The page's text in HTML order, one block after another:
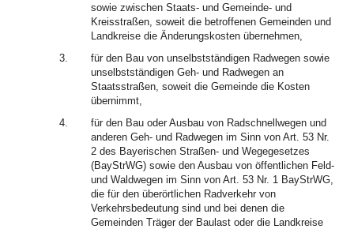
sowie zwischen Staats- und Gemeinde- und
Kreisstraßen, soweit die betroffenen Gemeinden und
Landkreise die Änderungskosten übernehmen,
3.
für den Bau von unselbstständigen Radwegen sowie
unselbstständigen Geh- und Radwegen an
Staatsstraßen, soweit die Gemeinde die Kosten
übernimmt,
4.
für den Bau oder Ausbau von Radschnellwegen und
anderen Geh- und Radwegen im Sinn von Art. 53 Nr.
2 des Bayerischen Straßen- und Wegegesetzes
(BayStrWG) sowie den Ausbau von öffentlichen Feld-
und Waldwegen im Sinn von Art. 53 Nr. 1 BayStrWG,
die für den überörtlichen Radverkehr von
Verkehrsbedeutung sind und bei denen die
Gemeinden Träger der Baulast oder die Landkreise